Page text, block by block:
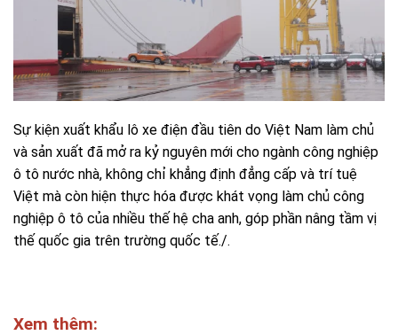
Sự kiện xuất khẩu lô xe điện đầu tiên do Việt Nam làm chủ
và sản xuất đã mở ra kỷ nguyên mới cho ngành công nghiệp
ô tô nước nhà, không chỉ khẳng định đẳng cấp và trí tuệ
Việt mà còn hiện thực hóa được khát vọng làm chủ công
nghiệp ô tô của nhiều thế hệ cha anh, góp phần nâng tầm vị
thế quốc gia trên trường quốc tế./.
Xem thêm: